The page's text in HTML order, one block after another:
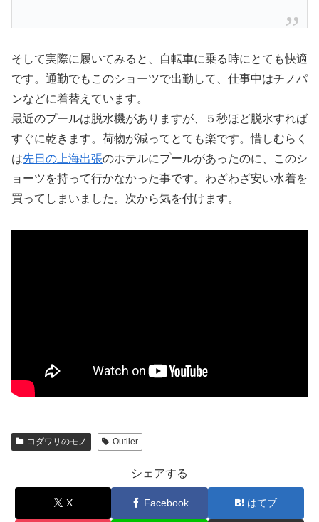
そして実際に履いてみると、自転車に乗る時にとても快適
です。通勤でもこのショーツで出勤して、仕事中はチノパ
ンなどに着替えています。
最近のプールは脱水機がありますが、５秒ほど脱水すれば
すぐに乾きます。荷物が減ってとても楽です。惜しむらく
は先日の上海出張のホテルにプールがあったのに、このシ
ョーツを持って行かなかった事です。わざわざ安い水着を
買ってしまいました。次から気を付けます。
コダワリのモノ Outlier
シェアする
X Facebook はてブ